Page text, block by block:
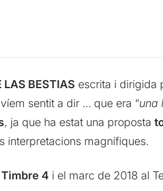
LAS BESTIAS escrita i dirigida
sentit a dir … que era “una
, ja que ha estat una proposta
interpretacions magnífiques.
Timbre 4i el marc de 2018 al